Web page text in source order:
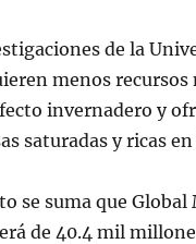
de la
menos recursos
invernadero y
saturadas y ricas
se suma que
de 40.4 mil